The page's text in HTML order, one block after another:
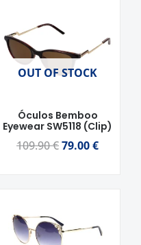
OUT OF STOCK
Óculos Bemboo
Eyewear SW5118 (Clip)
109.90€
original
era:
109.90 €.
79.00€
atual
original
atual